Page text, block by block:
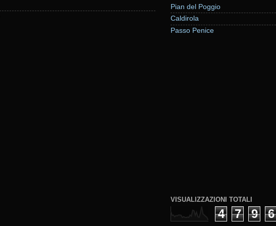
Pian del Poggio
Caldirola
Passo Penice
VISUALIZZAZIONI TOTALI
4 7 9 6